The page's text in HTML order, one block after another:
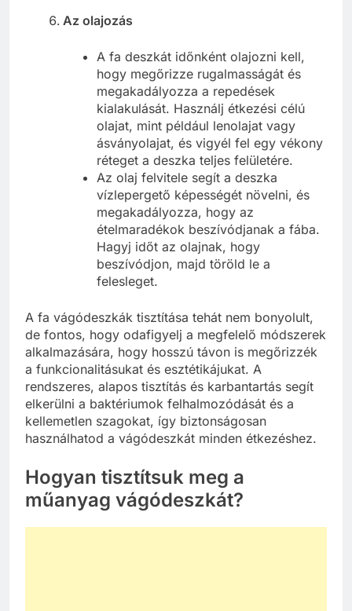
Az olajozás
A fa deszkát időnként olajozni kell,
hogy megőrizze rugalmasságát és
megakadályozza a repedések
kialakulását. Használj étkezési célú
olajat, mint például lenolajat vagy
ásványolajat, és vigyél fel egy vékony
réteget a deszka teljes felületére.
Az olaj felvitele segít a deszka
vízlepergető képességét növelni, és
megakadályozza, hogy az
ételmaradékok beszívódjanak a fába.
Hagyj időt az olajnak, hogy
beszívódjon, majd töröld le a
felesleget.
A fa vágódeszkák tisztítása tehát nem bonyolult,
de fontos, hogy odafigyelj a megfelelő módszerek
alkalmazására, hogy hosszú távon is megőrizzék
a funkcionalitásukat és esztétikájukat. A
rendszeres, alapos tisztítás és karbantartás segít
elkerülni a baktériumok felhalmozódását és a
kellemetlen szagokat, így biztonságosan
használhatod a vágódeszkát minden étkezéshez.
Hogyan tisztítsuk meg a
műanyag vágódeszkát?